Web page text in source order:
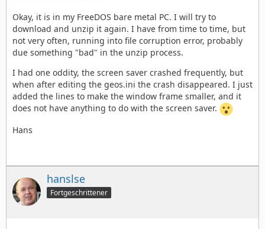
Okay, it is in my FreeDOS bare metal PC. I will try to
download and unzip it again. I have from time to time, but
not very often, running into file corruption error, probably
due something "bad" in the unzip process.
I had one oddity, the screen saver crashed frequently, but
when after editing the geos.ini the crash disappeared. I just
added the lines to make the window frame smaller, and it
does not have anything to do with the screen saver.
Hans
hanslse
Fortgeschrittener